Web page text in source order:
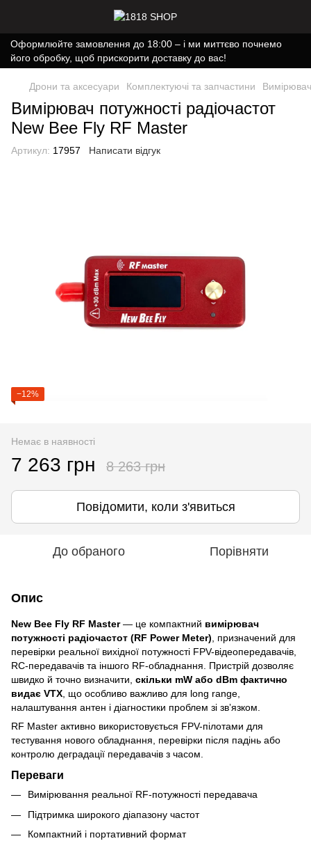
Оформлюйте замовлення до 18:00 – і ми миттєво почнемо
його обробку, щоб прискорити доставку до вас!
Дрони та аксесуари Комплектуючі та запчастини
Вимірювач потужності радіочастот
New Bee Fly RF Master
Артикул: 17957 Написати відгук
−12%
Немає в наявності
7 263 грн 8 263 грн
Повідомити, коли з'явиться
До обраного Порівняти
Опис
New Bee Fly RF Master— це компактний вимірювач
потужності радіочастот (RF Power Meter) , призначений для
перевірки реальної вихідної потужності FPV-відеопередавачів,
RC-передавачів та іншого RF-обладнання. Пристрій дозволяє
швидко й точно визначити, скільки mW або dBm фактично
видає VTX , що особливо важливо для long range,
налаштування антен і діагностики проблем зі звʼязком.
RF Master активно використовується FPV-пілотами для
тестування нового обладнання, перевірки після падінь або
контролю деградації передавачів з часом.
Переваги
Вимірювання реальної RF-потужності передавача
Підтримка широкого діапазону частот
Компактний і портативний формат